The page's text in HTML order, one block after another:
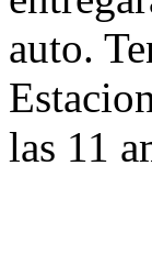
auto.
las 11